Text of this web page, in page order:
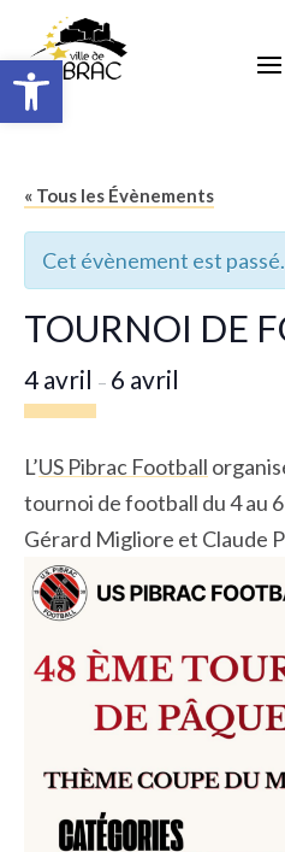
Ouvrir la barre d’outils
« Tous les Évènements
Cet évènement est passé.
TOURNOI DE
4 avril – 6 avril
L’US Pibrac Football
tournoi de football du 4 au
Gérard Migliore et Claude